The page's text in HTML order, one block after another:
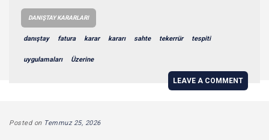
DANIŞTAY KARARLARI
danıştay fatura karar kararı sahte tekerrür tespiti
uygulamaları Üzerine
LEAVE A COMMENT
Posted on Temmuz 25, 2026